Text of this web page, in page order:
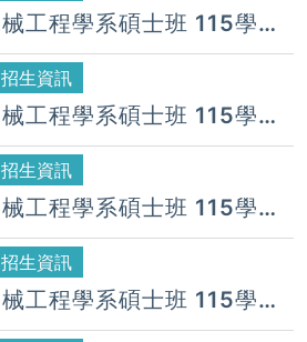
學系碩士班 115學年
告( 07月 07日)
招生資訊
學系碩士班 115學年
告( 05月 04日)
招生資訊
學系碩士班 115學年
告( 05月 04日)
招生資訊
學系碩士班 115學年
告( 04月 30日)